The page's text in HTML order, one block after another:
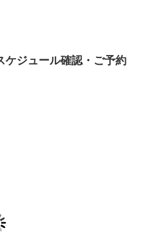
ケジュール確認・ご予約